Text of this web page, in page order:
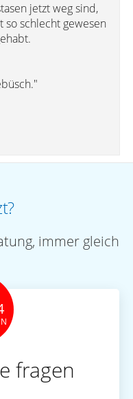
jetzt weg sind,
so schlecht gewesen
immer gleich
fragen